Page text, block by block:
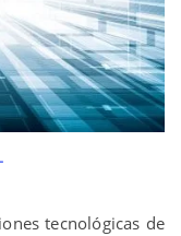
tecnológicas de